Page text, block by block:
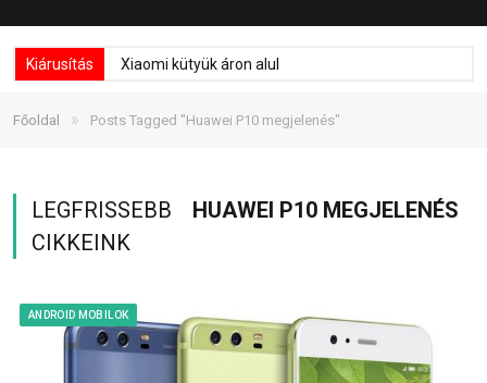
Kiárusítás Xiaomi kütyük áron alul
Főoldal » Posts Tagged "Huawei P10 megjelenés"
LEGFRISSEBB
HUAWEI P10 MEGJELENÉS
CIKKEINK
ANDROID MOBILOK